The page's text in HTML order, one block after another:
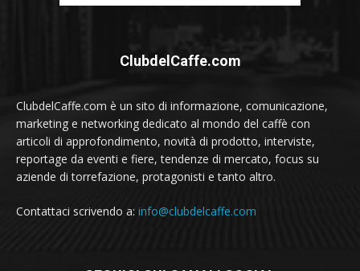
ClubdelCaffe.com
ClubdelCaffe.com è un sito di informazione, comunicazione,
marketing e networking dedicato al mondo del caffè con
articoli di approfondimento, novità di prodotto, interviste,
reportage da eventi e fiere, tendenze di mercato, focus su
aziende di torrefazione, protagonisti e tanto altro.
Contattaci scrivendo a: info@clubdelcaffe.com